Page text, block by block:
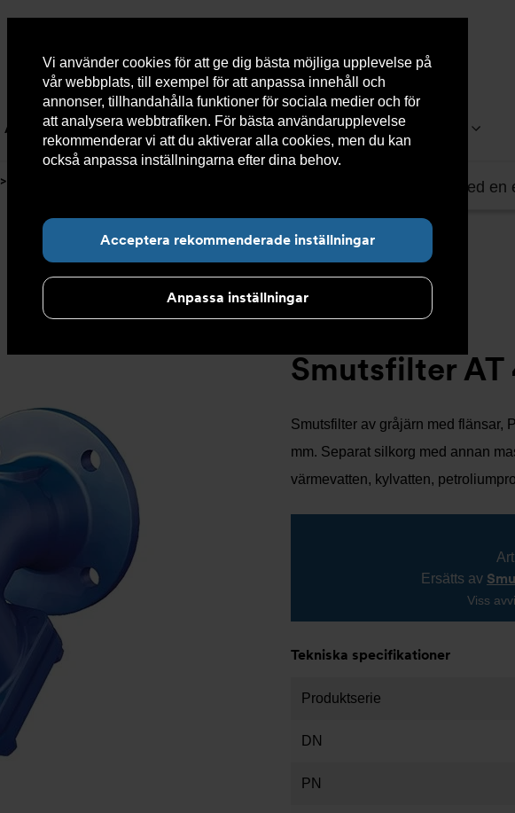
Vi använder cookies för att ge dig bästa möjliga upplevelse på
vår webbplats, till exempel för att anpassa innehåll och
annonser, tillhandahålla funktioner för sociala medier och för
att analysera webbtrafiken. För bästa användarupplevelse
rekommenderar vi att du aktiverar alla cookies, men du kan
också anpassa inställningarna efter dina behov.
Acceptera rekommenderade inställningar
Anpassa inställningar
Aktuellt Om Armatec Hållbarhet Kontakta oss Kundservice
Hitta det du letar efter med en
> Smutsfilter AT
Smutsfilter AT
Smutsfilter av gråjärn med flänsar,
mm. Separat silkorg med annan
värmevatten, kylvatten,
Ersätts av
Viss
Tekniska specifikationer
Produktserie
DN
PN